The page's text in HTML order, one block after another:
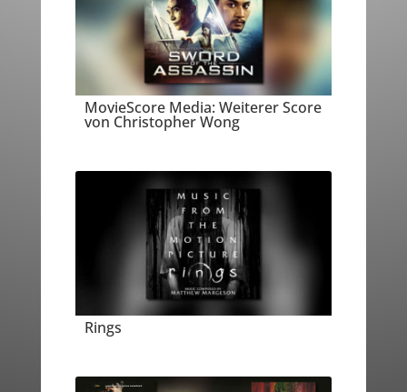
MovieScore Media: Weiterer Score
von Christopher Wong
Rings